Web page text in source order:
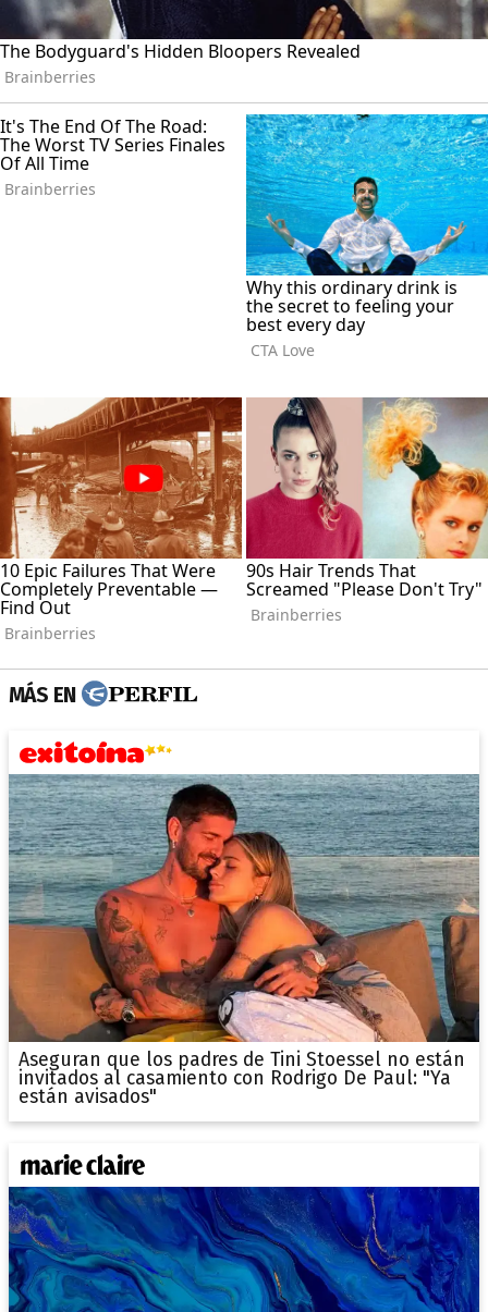
MÁS EN
Aseguran que los padres de Tini Stoessel no están
invitados al casamiento con Rodrigo De Paul: "Ya
están avisados"